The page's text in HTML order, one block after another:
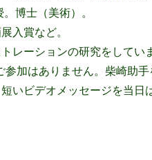
博士（美術）。
入賞など。
レーションの研究をしてい
加はありません。柴崎助
いビデオメッセージを当日